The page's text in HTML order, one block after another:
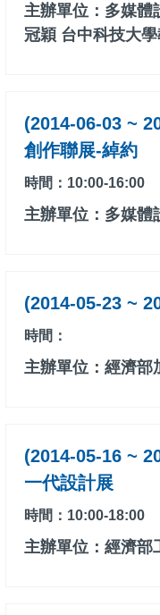
主辦單位：多媒體
冠穎 台中科技大
(2014-06-03 ~
創作聯展-綽約
時間：10:00-16:00
主辦單位：多媒體
(2014-05-23 ~
時間：
主辦單位：經濟部
(2014-05-16 ~
一代設計展
時間：10:00-18:00
主辦單位：經濟部